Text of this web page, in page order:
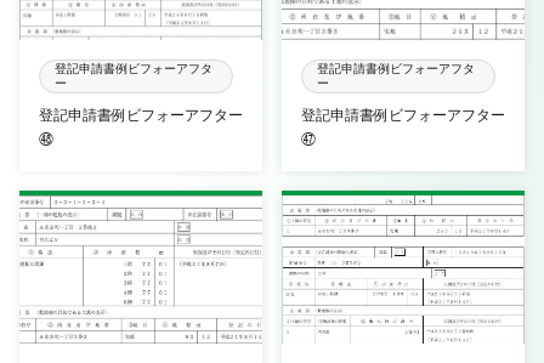
登記申請書例ビフォーアフタ
ー
登記申請書例ビフォーアフター
㊽
登記申請書例ビフォーアフタ
ー
登記申請書例ビフォーアフター
㊼